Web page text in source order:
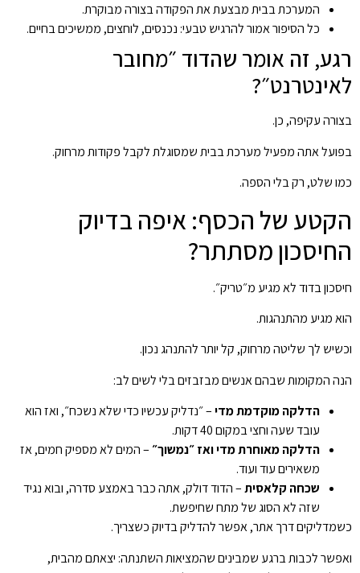
המערכת בבית מבצעת את הפקודה בצורה מבוקרת.
כל הסיפור אמור להרגיש טבעי: נכנסים, לוחצים, ממשיכים בחיים.
רגע, זה אומר שהדוד ״מחובר
לאינטרנט״?
בצורה עקיפה, כן.
בפועל אתה מפעיל מערכת בבית שמסוגלת לקבל פקודות מרחוק.
כמו שלט, רק בלי הספה.
הקטע של הכסף: איפה בדיוק
החיסכון מסתתר?
חיסכון בדוד לא מגיע מ״טריק״.
הוא מגיע מהתנהגות.
וכשיש לך שליטה מרחוק, קל יותר להתנהג נכון.
הנה המקומות שבהם אנשים מבזבזים בלי לשים לב:
הדלקה מוקדמת מדי– ״נדליק עכשיו כדי שלא נשכח״, ואז הוא
עובד שעה וחצי במקום 40 דקות.
הדלקה מאוחרת מדי ואז ״נמשוך״ – המים לא מספיק חמים, אז
משאירים עוד ועוד.
שכחה קלאסית– הדוד דולק, אתה כבר באמצע סדרה, ובוא נגיד
שזה לא הסוג של מתח שחיפשת.
כשמדליקים דרך אתר, אפשר להדליק בדיוק כשצריך.
ואפשר לכבות ברגע שמבינים שהמציאות השתנתה: יצאתם מהבית,